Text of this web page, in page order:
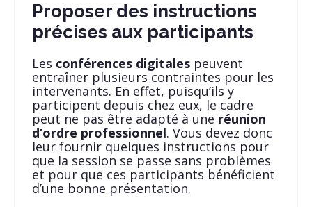
Proposer des instructions
précises aux participants
Les conférences digitalespeuvent
entraîner plusieurs contraintes pour les
intervenants. En effet, puisqu’ils y
participent depuis chez eux, le cadre
peut ne pas être adapté à une réunion
d’ordre professionnel. Vous devez donc
leur fournir quelques instructions pour
que la session se passe sans problèmes
et pour que ces participants bénéficient
d’une bonne présentation.